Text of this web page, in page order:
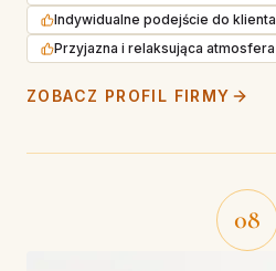
Indywidualne podejście do klienta
Przyjazna i relaksująca atmosfera
ZOBACZ PROFIL FIRMY
08